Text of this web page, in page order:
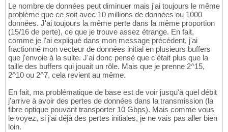
57
58
59
60
61
62
63
64
65
66
67
68
69
70
}
// Incrementation
			cptBuffer++;
}
// Verification du
for(int i=2040;i<2060;i++
}
catch(const Poco::Exception& e ) {
		std::cerr << e.displayText
}
Le nombre de données peut diminuer mais j'ai toujours le même
problème que ce soit avec 10 millions de données ou 1000
données. J'ai toujours la même perte dans la même proportion
(15/16 de perte), ce que je trouve assez étrange. En fait,
comme je l'ai expliqué dans mon message précédent, j'ai
fractionné mon vecteur de données initial en plusieurs buffers
que j'envoie à la suite. J'ai donc pensé que c'était plus que la
taille des buffers qui jouait un rôle. Mais que je prenne 2^15,
2^10 ou 2^7, cela revient au même.
En fait, ma problématique de base est de voir jusqu'à quel débit
j'arrive à avoir des pertes de données dans la transmission (la
fibre optique pouvant transporter 10 Gbps). Mais comme vous
le voyez, si j'ai déjà des pertes initiales, je ne vais pas aller bien
loin.